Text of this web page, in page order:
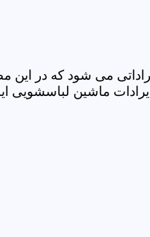
می شود که در این
ماشین لباسشویی